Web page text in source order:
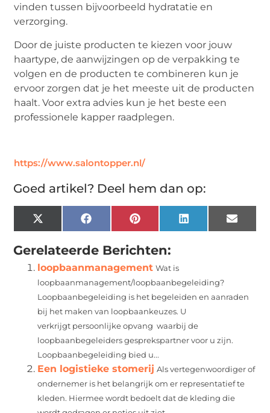
vinden tussen bijvoorbeeld hydratatie en
verzorging.
Door de juiste producten te kiezen voor jouw
haartype, de aanwijzingen op de verpakking te
volgen en de producten te combineren kun je
ervoor zorgen dat je het meeste uit de producten
haalt. Voor extra advies kun je het beste een
professionele kapper raadplegen.
https://www.salontopper.nl/
Goed artikel? Deel hem dan op:
X
(Twitter)
FacebookPinterest LinkedIn Email
Gerelateerde Berichten:
loopbaanmanagement Wat is
loopbaanmanagement/loopbaanbegeleiding?
Loopbaanbegeleiding is het begeleiden en aanraden
bij het maken van loopbaankeuzes. U
verkrijgt persoonlijke opvang waarbij de
loopbaanbegeleiders gesprekspartner voor u zijn.
Loopbaanbegeleiding bied u...
Een logistieke stomerij Als vertegenwoordiger of
ondernemer is het belangrijk om er representatief te
kleden. Hiermee wordt bedoelt dat de kleding die